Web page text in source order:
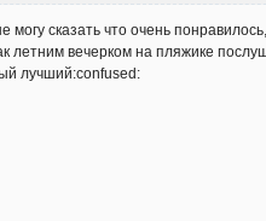
сказать что очень
летним вечерком на пляжике
лучший:confused: